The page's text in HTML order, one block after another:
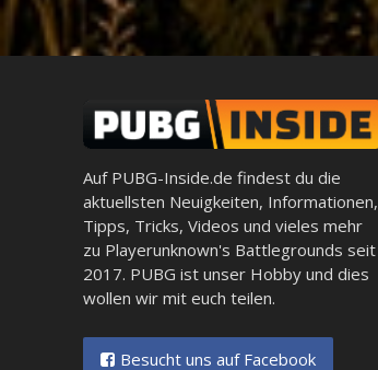
Auf PUBG-Inside.de findest du die
aktuellsten Neuigkeiten, Informationen,
Tipps, Tricks, Videos und vieles mehr
zu Playerunknown's Battlegrounds seit
2017. PUBG ist unser Hobby und dies
wollen wir mit euch teilen.
Besucht uns auf Facebook